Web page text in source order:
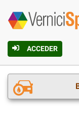
ACCEDER